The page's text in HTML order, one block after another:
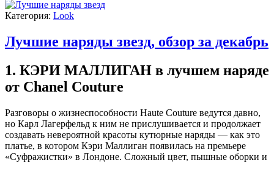
Категория: Look
Лучшие наряды звезд, обзор за декабрь
1. КЭРИ МАЛЛИГАН в лучшем наряде
от Chanel Couture
Разговоры о жизнеспособности Haute Couture ведутся давно,
но Карл Лагерфельд к ним не прислушивается и продолжает
создавать невероятной красоты кутюрные наряды — как это
платье, в котором Кэри Маллиган появилась на премьере
«Суфражистки» в Лондоне. Сложный цвет, пышные оборки и